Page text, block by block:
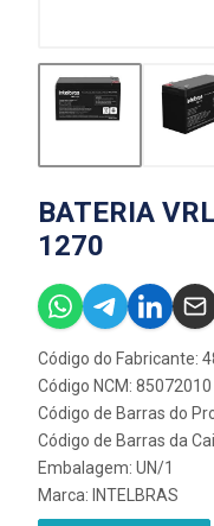
BATERIA
1270
Código do Fabricante:
Código NCM: 85072010
Código de Barras do
Código de Barras da
Embalagem: UN/1
Marca: INTELBRAS